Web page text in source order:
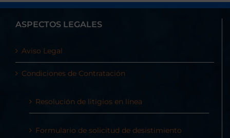
ASPECTOS LEGALES
Aviso Legal
Condiciones de Contratación
Resolución de litigios en línea
Formulario de solicitud de desistimiento